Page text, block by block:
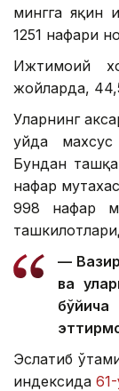
мингга яқин
1251 нафари
Ижтимоий
жойларда,
Уларнинг
уйда
Бундан
нафар
998 нафар
—
ва
Эслатиб
индексида